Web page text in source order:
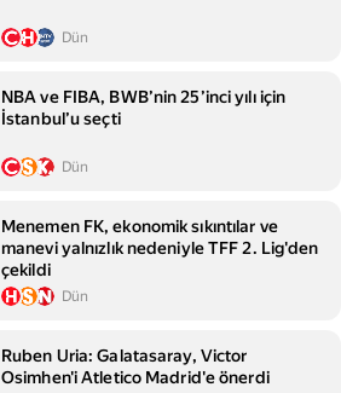
Dün
NBA ve FIBA, BWB’nin 25’inci yılı için
İstanbul’u seçti
Dün
Menemen FK, ekonomik sıkıntılar ve
manevi yalnızlık nedeniyle TFF 2. Lig'den
çekildi
Dün
Ruben Uria: Galatasaray, Victor
Osimhen'i Atletico Madrid'e önerdi